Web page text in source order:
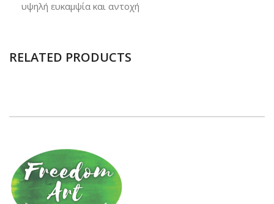
υψηλή ευκαμψία και αντοχή
RELATED PRODUCTS